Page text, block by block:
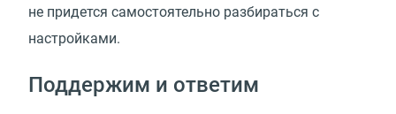
не придется самостоятельно разбираться с
настройками.
Поддержим и ответим